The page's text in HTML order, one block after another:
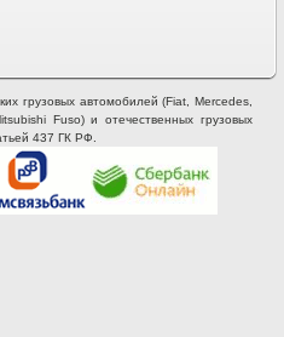
грузовых автомобилей (Fiat, Mercedes,
Fuso) и отечественных грузовых
437 ГК РФ.